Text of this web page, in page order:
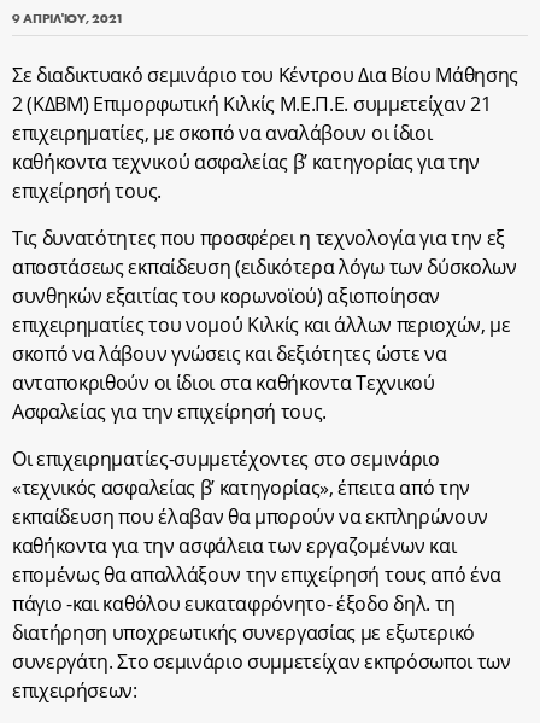
9 ΑΠΡΙΛΊΟΥ, 2021
Σε διαδικτυακό σεμινάριο του Κέντρου Δια Βίου Μάθησης
2 (ΚΔΒΜ) Επιμορφωτική Κιλκίς Μ.Ε.Π.Ε. συμμετείχαν 21
επιχειρηματίες, με σκοπό να αναλάβουν οι ίδιοι
καθήκοντα τεχνικού ασφαλείας β’ κατηγορίας για την
επιχείρησή τους.
Τις δυνατότητες που προσφέρει η τεχνολογία για την εξ
αποστάσεως εκπαίδευση (ειδικότερα λόγω των δύσκολων
συνθηκών εξαιτίας του κορωνοϊού) αξιοποίησαν
επιχειρηματίες του νομού Κιλκίς και άλλων περιοχών, με
σκοπό να λάβουν γνώσεις και δεξιότητες ώστε να
ανταποκριθούν οι ίδιοι στα καθήκοντα Τεχνικού
Ασφαλείας για την επιχείρησή τους.
Οι επιχειρηματίες-συμμετέχοντες στο σεμινάριο
«τεχνικός ασφαλείας β’ κατηγορίας», έπειτα από την
εκπαίδευση που έλαβαν θα μπορούν να εκπληρώνουν
καθήκοντα για την ασφάλεια των εργαζομένων και
επομένως θα απαλλάξουν την επιχείρησή τους από ένα
πάγιο -και καθόλου ευκαταφρόνητο- έξοδο δηλ. τη
διατήρηση υποχρεωτικής συνεργασίας με εξωτερικό
συνεργάτη. Στο σεμινάριο συμμετείχαν εκπρόσωποι των
επιχειρήσεων: